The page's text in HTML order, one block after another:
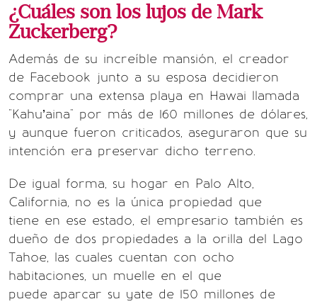
¿Cuáles son los lujos de Mark
Zuckerberg?
Además de su increíble mansión, el creador
de Facebook junto a su esposa decidieron
comprar una extensa playa en Hawai llamada
"Kahu’aina" por más de 160 millones de dólares,
y aunque fueron criticados, aseguraron que su
intención era preservar dicho terreno.
De igual forma, su hogar en Palo Alto,
California, no es la única propiedad que
tiene en ese estado, el empresario también es
dueño de dos propiedades a la orilla del Lago
Tahoe, las cuales cuentan con ocho
habitaciones, un muelle en el que
puede aparcar su yate de 150 millones de